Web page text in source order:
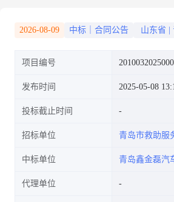
2026-08-09 中标｜合同公告 山东省
项目编号
发布时间 2025-05-08
投标截止时间
招标单位 青岛市救助服
中标单位 青岛鑫金磊汽
代理单位